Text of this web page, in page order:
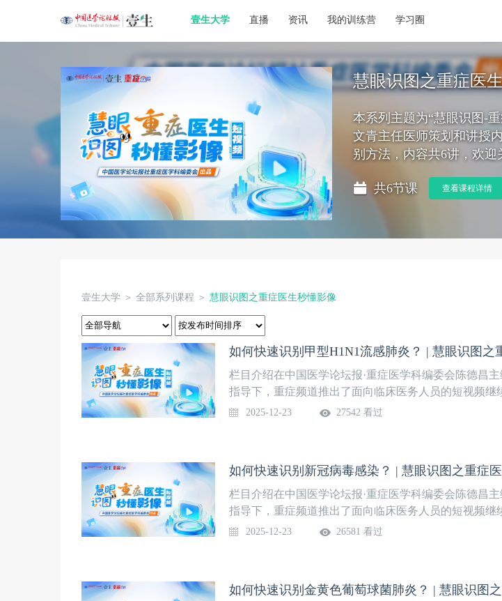
壹生大学 直播 资讯 我的训练营 学习圈
慧眼识图之重症医
本系列主题为“慧眼识图-
文青主任医师策划和讲授
别方法，内容共6讲，欢迎
共6节课 查看课程详情
壹生大学 ＞ 全部系列课程 ＞ 慧眼识图之重症医生秒懂影像
如何快速识别甲型H1N1流感肺炎？ | 慧眼识图之
栏目介绍在中国医学论坛报·重症医学科编委会陈德昌
指导下，重症频道推出了面向临床医务人员的短视频继
堂】，话题涵盖脱机困难、重症壹生秒懂影像、重症感
速识别方法，内容共6讲，欢迎关注。本期内容如何快速
炎？上线时间12月23日（周二）授课专家孙文青 主任
中心重症医学科课程安排
2025-12-23 27542 看过
如何快速识别新冠病毒感染？ | 慧眼识图之重症
栏目介绍在中国医学论坛报·重症医学科编委会陈德昌
指导下，重症频道推出了面向临床医务人员的短视频继
堂】，话题涵盖脱机困难、重症壹生秒懂影像、重症感
速识别方法，内容共6讲，欢迎关注。本期内容如何快
2025-12-23 26581 看过
如何快速识别金黄色葡萄球菌肺炎？ | 慧眼识图